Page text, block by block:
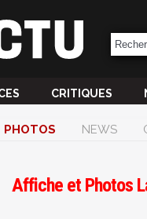
CRITIQUES
PHOTOS NEWS
Affiche et Photos